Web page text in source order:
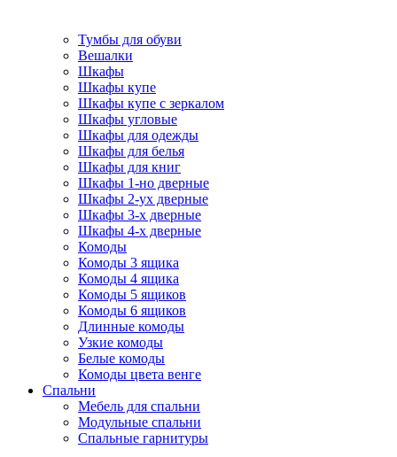
Тумбы для обуви
Вешалки
Шкафы
Шкафы купе
Шкафы купе с зеркалом
Шкафы угловые
Шкафы для одежды
Шкафы для белья
Шкафы для книг
Шкафы 1-но дверные
Шкафы 2-ух дверные
Шкафы 3-х дверные
Шкафы 4-х дверные
Комоды
Комоды 3 ящика
Комоды 4 ящика
Комоды 5 ящиков
Комоды 6 ящиков
Длинные комоды
Узкие комоды
Белые комоды
Комоды цвета венге
Спальни
Мебель для спальни
Модульные спальни
Спальные гарнитуры